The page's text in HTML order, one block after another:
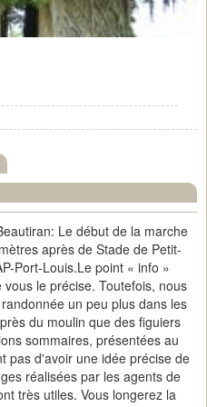
Le début de la marche
après de Stade de Petit-
Port-Louis.Le point « info »
le précise. Toutefois, nous
un peu plus dans les
du moulin que des figuiers
sommaires, présentées au
pas d'avoir une idée précise de
réalisées par les agents de
très utiles. Vous longerez la